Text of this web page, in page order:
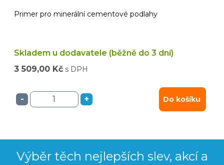
Primer pro minerální cementové podlahy
Skladem u dodavatele (běžně do 3 dní)
3 509,00 Kč s DPH
- + Do košíku
Výběr těch nejlepších slev, akcí a